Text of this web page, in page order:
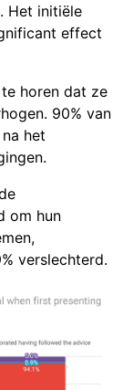
Het initiële
effect
horen dat ze
90% van
het
om hun
verslechterd.